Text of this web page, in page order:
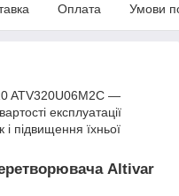
Оплата Умови
ATV320U06M2C —
експлуатації
підвищення їхньої
Altivar